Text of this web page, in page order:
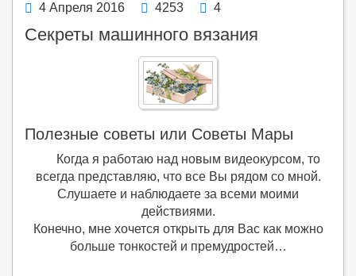
4 Апреля 2016 4253 4
Секреты машинного вязания
Полезные советы или Советы Мары
Когда я работаю над новым видеокурсом, то
всегда представляю, что все Вы рядом со мной.
Слушаете и наблюдаете за всеми моими
действиями.
Конечно, мне хочется открыть для Вас как можно
больше тонкостей и премудростей…